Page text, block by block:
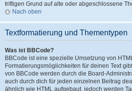
triftigen Grund auf alte oder abgeschlossene
Nach oben
Textformatierung und Thementypen
Was ist BBCode?
BBCode ist eine spezielle Umsetzung von
Formatierungsmöglichkeiten für deinen Text
von BBCode werden durch die Board-
auch durch dich für jeden einzelnen Beitrag
ähnlich wie HTML aufgebaut, jedoch werden